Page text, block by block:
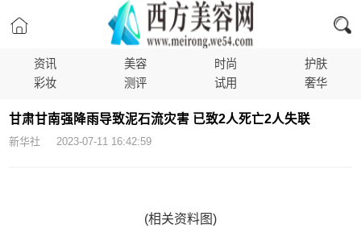
资讯 美容 时尚
护肤
彩妆
测评 试用 奢华
甘肃甘南强降雨导致泥石流灾害 已致2人死亡2人失联
新华社 2023-07-11 16:42:59
(相关资料图)